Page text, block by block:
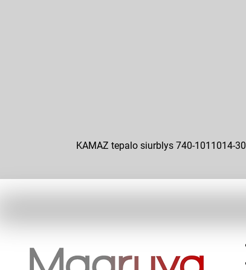
KAMAZ tepalo siurblys 740-1011014-30